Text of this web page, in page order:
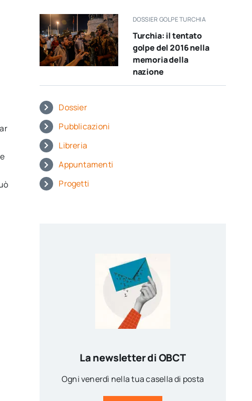
DOSSIER GOLPE TURCHIA
Turchia: il tentato
golpe del 2016 nella
memoria della
nazione
Dossier
Pubblicazioni
Libreria
Appuntamenti
Progetti
La newsletter di OBCT
Ogni venerdì nella tua casella di posta